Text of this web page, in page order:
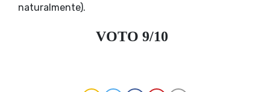
naturalmente).
VOTO 9/10